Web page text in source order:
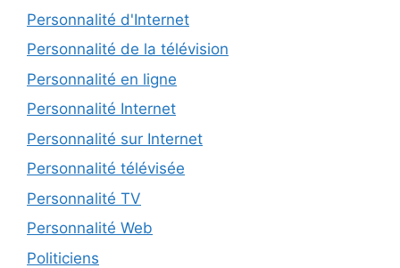
Personnalité d'Internet
Personnalité de la télévision
Personnalité en ligne
Personnalité Internet
Personnalité sur Internet
Personnalité télévisée
Personnalité TV
Personnalité Web
Politiciens